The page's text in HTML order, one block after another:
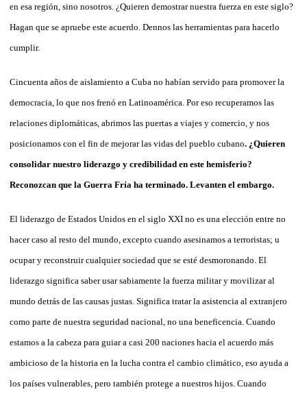
en esa región, sino nosotros. ¿Quieren demostrar nuestra fuerza en este siglo?
Hagan que se apruebe este acuerdo. Dennos las herramientas para hacerlo
cumplir.
Cincuenta años de aislamiento a Cuba no habían servido para promover la
democracia, lo que nos frenó en Latinoamérica. Por eso recuperamos las
relaciones diplomáticas, abrimos las puertas a viajes y comercio, y nos
posicionamos con el fin de mejorar las vidas del pueblo cubano. ¿Quieren
consolidar nuestro liderazgo y credibilidad en este hemisferio?
Reconozcan que la Guerra Fría ha terminado. Levanten el embargo.
El liderazgo de Estados Unidos en el siglo XXI no es una elección entre no
hacer caso al resto del mundo, excepto cuando asesinamos a terroristas; u
ocupar y reconstruir cualquier sociedad que se esté desmoronando. El
liderazgo significa saber usar sabiamente la fuerza militar y movilizar al
mundo detrás de las causas justas. Significa tratar la asistencia al extranjero
como parte de nuestra seguridad nacional, no una beneficencia. Cuando
estamos a la cabeza para guiar a casi 200 naciones hacia el acuerdo más
ambicioso de la historia en la lucha contra el cambio climático, eso ayuda a
los países vulnerables, pero también protege a nuestros hijos. Cuando